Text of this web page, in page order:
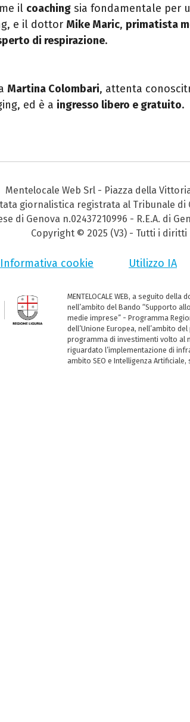
il coaching sia fondamentale per
e il dottor Mike Maric, primatista
di respirazione.
Martina Colombari, attenta
ed è a ingresso libero e gratuito.
Mentelocale Web Srl - Piazza della
giornalistica registrata al Tribunale di
di Genova n.02437210996 - R.E.A. di
Copyright © 2025 (V3) - Tutti i
Informativa cookie Utilizzo IA
MENTELOCALE WEB, a seguito
nell’ambito del Bando “Supporto
medie imprese” - Programma
dell’Unione Europea, nell’ambito del
programma di investimenti volto al
riguardato l’implementazione di
ambito SEO e Intelligenza